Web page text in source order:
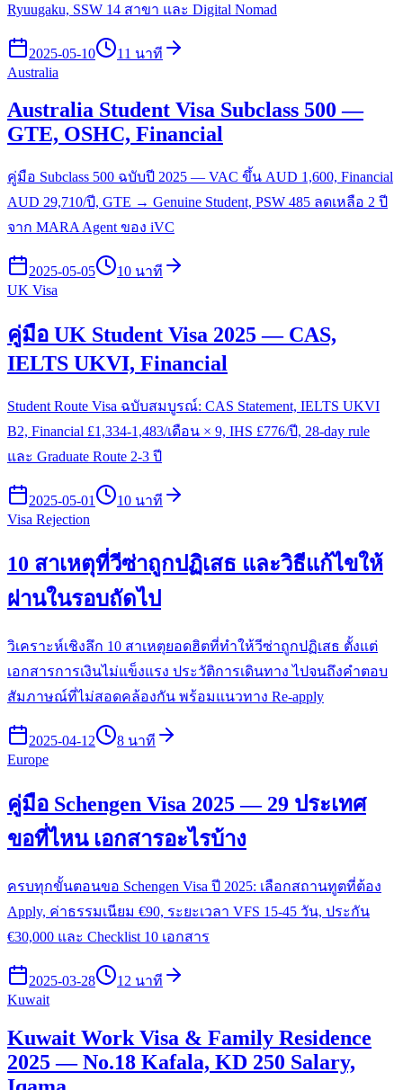
Ryuugaku, SSW 14 สาขา และ Digital Nomad
2025-05-10
11 นาที
Australia
Australia Student Visa Subclass 500 —
GTE, OSHC, Financial
คู่มือ Subclass 500 ฉบับปี 2025 — VAC ขึ้น AUD 1,600, Financial
AUD 29,710/ปี, GTE → Genuine Student, PSW 485 ลดเหลือ 2 ปี
จาก MARA Agent ของ iVC
2025-05-05
10 นาที
UK Visa
คู่มือ UK Student Visa 2025 — CAS,
IELTS UKVI, Financial
Student Route Visa ฉบับสมบูรณ์: CAS Statement, IELTS UKVI
B2, Financial £1,334-1,483/เดือน × 9, IHS £776/ปี, 28-day rule
และ Graduate Route 2-3 ปี
2025-05-01
10 นาที
Visa Rejection
10 สาเหตุที่วีซ่าถูกปฏิเสธ และวิธีแก้ไขให้
ผ่านในรอบถัดไป
วิเคราะห์เชิงลึก 10 สาเหตุยอดฮิตที่ทำให้วีซ่าถูกปฏิเสธ ตั้งแต่
เอกสารการเงินไม่แข็งแรง ประวัติการเดินทาง ไปจนถึงคำตอบ
สัมภาษณ์ที่ไม่สอดคล้องกัน พร้อมแนวทาง Re-apply
2025-04-12
8 นาที
Europe
คู่มือ Schengen Visa 2025 — 29 ประเทศ
ขอที่ไหน เอกสารอะไรบ้าง
ครบทุกขั้นตอนขอ Schengen Visa ปี 2025: เลือกสถานทูตที่ต้อง
Apply, ค่าธรรมเนียม €90, ระยะเวลา VFS 15-45 วัน, ประกัน
€30,000 และ Checklist 10 เอกสาร
2025-03-28
12 นาที
Kuwait
Kuwait Work Visa & Family Residence
2025 — No.18 Kafala, KD 250 Salary,